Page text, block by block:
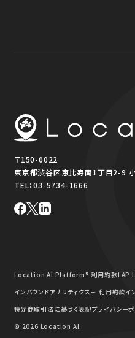
〒150-0022
東京都渋谷区恵比寿南1丁目2-9
TEL：03-5734-1666
Location AI Platform® 利用約款LAP
インバウンドアナリティクス＋ 利用約款イ
特定商取引法に基づく表記プライバシー
© 2026 Location AI.